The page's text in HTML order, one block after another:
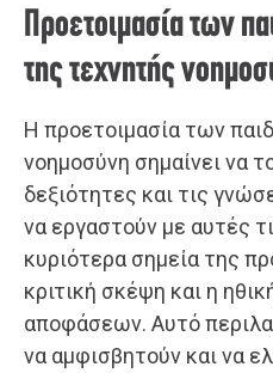
Προετοιμασία των
της τεχνητής
Η προετοιμασία των
νοημοσύνη σημαίνει να
δεξιότητες και τις
να εργαστούν με αυτές
κυριότερα σημεία της
κριτική σκέψη και η
αποφάσεων. Αυτό
να αμφισβητούν και να